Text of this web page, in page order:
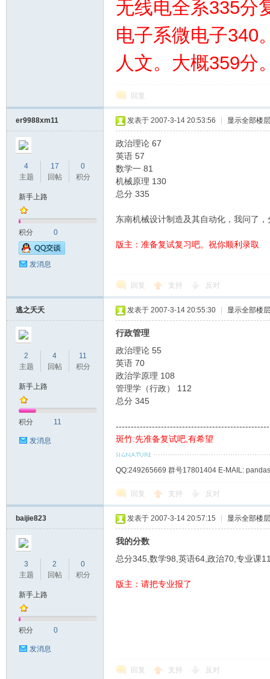
研
无线电全系335分
电子系微电子340
人文。大概359分
回复
er9988xm11
4
主题
17
回帖
0
积分
新手上路
积分 0
发消息
发表于 2007-3-14 20:53:56 显示全部楼层
政治理论 67
英语 57
数学一 81
机械原理 130
总分 335
东南机械设计制造及其自动化，我问了
版主：准备复试复习吧。祝你顺利录取
回复 支持 反对
逃之夭夭
2
主题
4
回帖
11
积分
新手上路
积分 11
发消息
发表于 2007-3-14 20:55:30 显示全部楼层
行政管理
政治理论 55
英语 70
政治学原理 108
管理学（行政） 112
总分 345
斑竹:先准备复试吧,有希望
QQ:249265669 群号17801404 E-MAIL:
回复 支持 反对
baijie823
3
主题
2
回帖
0
积分
新手上路
积分 0
发消息
发表于 2007-3-14 20:57:15 显示全部楼层
我的分数
总分345,数学98,英语64,政治70,专业课
版主：请把专业报了
回复 支持 反对